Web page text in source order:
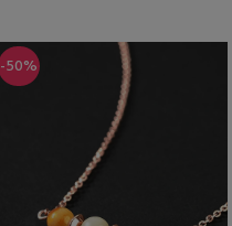
-50%